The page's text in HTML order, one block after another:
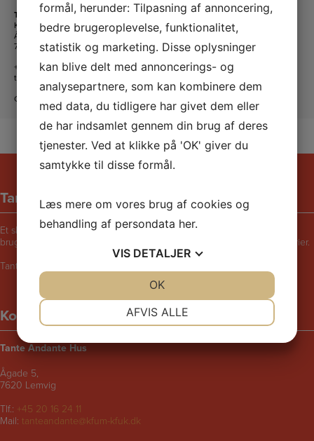
Tante Andante Hus
KFUM og KFUK i Lemvig
Ågade 5
7620 Lemvig
+45 20 16 24 11
tanteandante@kfum-kfuk.dk
CVR: 30771397
Tante Andantes hus
Et skægt og rart sted for børn i følge med voksne. Bliv udfordret til at
bruge fantasien, lege, synge, danse, male, opfinde eller fortælle historier.
Tante Andantes Hus i Lemvig drives af KFUM og KFUK i Lemvig.
Kontaktinformation
Tante Andante Hus
Ågade 5,
7620 Lemvig
Tlf.: +45 20 16 24 11
Mail: tanteandante@kfum-kfuk.dk
formål, herunder: Tilpasning af annoncering,
bedre brugeroplevelse, funktionalitet,
statistik og marketing. Disse oplysninger
kan blive delt med annoncerings- og
analysepartnere, som kan kombinere dem
med data, du tidligere har givet dem eller
de har indsamlet gennem din brug af deres
tjenester. Ved at klikke på 'OK' giver du
samtykke til disse formål.
Læs mere om vores brug af cookies og
behandling af persondata her.
VIS DETALJER
AFVIS ALLE
OK